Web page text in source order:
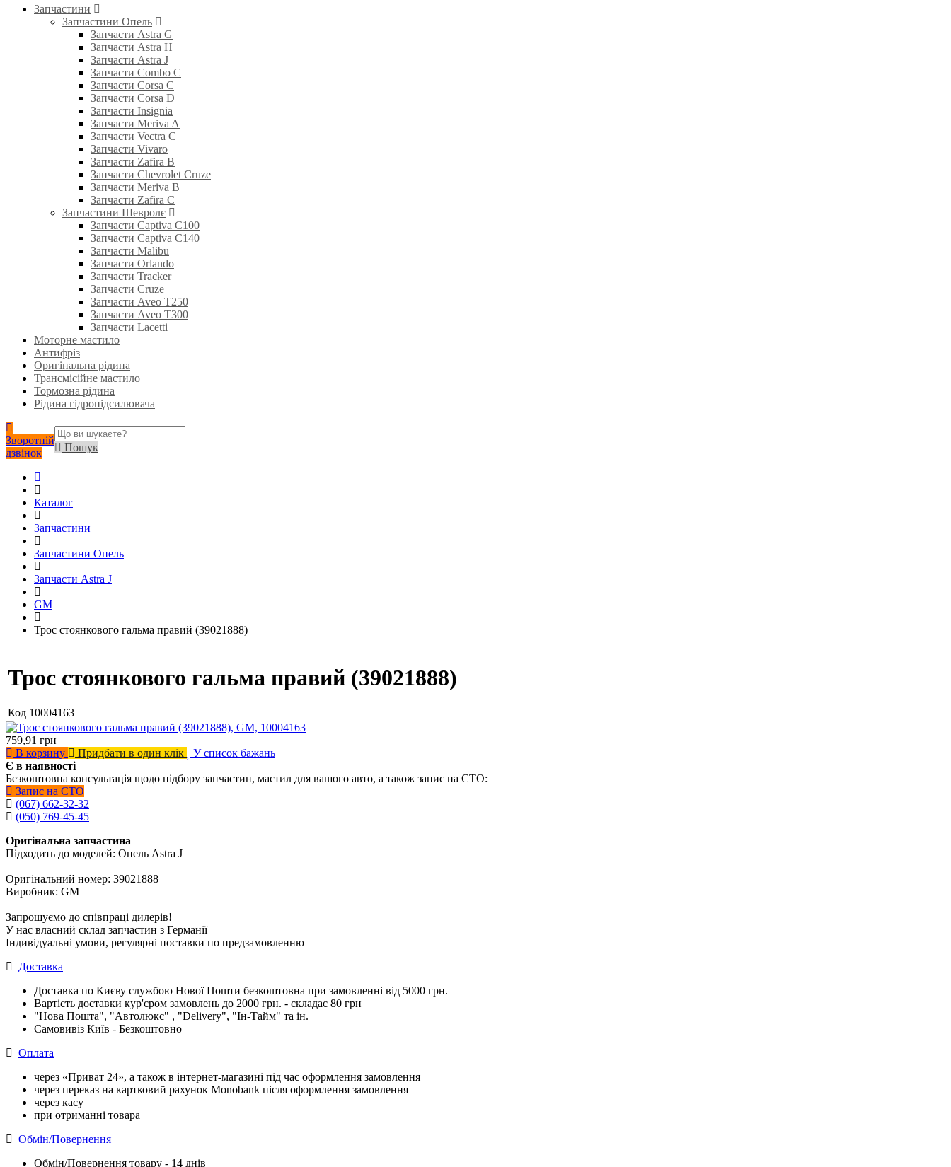
Запчастини
Запчастини Опель
Запчасти Astra G
Запчасти Astra H
Запчасти Astra J
Запчасти Combo C
Запчасти Corsa C
Запчасти Corsa D
Запчасти Insignia
Запчасти Meriva A
Запчасти Vectra C
Запчасти Vivaro
Запчасти Zafira B
Запчасти Chevrolet Cruze
Запчасти Meriva B
Запчасти Zafira C
Запчастини Шевролє
Запчасти Captiva C100
Запчасти Captiva C140
Запчасти Malibu
Запчасти Orlando
Запчасти Tracker
Запчасти Cruze
Запчасти Aveo T250
Запчасти Aveo T300
Запчасти Lacetti
Моторне мастило
Антифріз
Оригінальна рідина
Трансмісійне мастило
Тормозна рідина
Рідина гідропідсилювача
Зворотній
дзвінок
Пошук
Каталог
Запчастини
Запчастини Опель
Запчасти Astra J
GM
Трос стоянкового гальма правий (39021888)
Трос стоянкового гальма правий (39021888)
Код 10004163
759,91 грн
В корзину
Придбати в один клік
У список бажань
Є в наявності
Безкоштовна консультація щодо підбору запчастин, мастил для вашого авто, а також запис на СТО:
Запис на СТО
(067) 662-32-32
(050) 769-45-45
Оригінальна запчастина
Підходить до моделей: Опель Astra J
Оригінальний номер: 39021888
Виробник: GM
Запрошуємо до співпраці дилерів!
У нас власний склад запчастин з Германії
Індивідуальні умови, регулярні поставки по предзамовленню
Доставка
Доставка по Києву службою Нової Пошти безкоштовна при замовленні від 5000 грн.
Вартість доставки кур'єром замовлень до 2000 грн. - складає 80 грн
"Нова Пошта", "Автолюкс" , "Delivery", "Iн-Тайм" та ін.
Самовивіз Київ - Безкоштовно
Оплата
через «Приват 24», а також в інтернет-магазині під час оформлення замовлення
через переказ на картковий рахунок Monobank після оформлення замовлення
через касу
при отриманні товара
Обмін/Повернення
Обмін/Повернення товару - 14 днів